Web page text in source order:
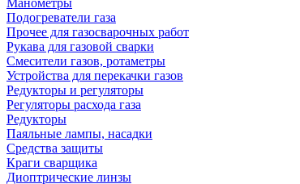
Манометры
Подогреватели газа
Прочее для газосварочных работ
Рукава для газовой сварки
Смесители газов, ротаметры
Устройства для перекачки газов
Редукторы и регуляторы
Регуляторы расхода газа
Редукторы
Паяльные лампы, насадки
Средства защиты
Краги сварщика
Диоптрические линзы